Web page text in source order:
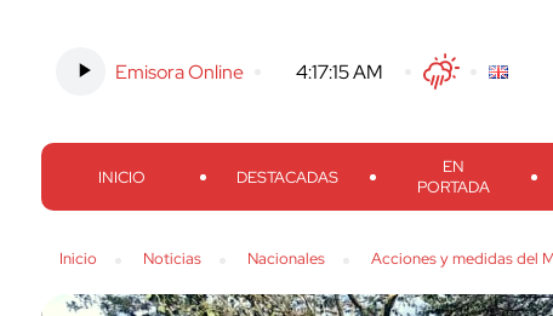
Emisora Online 4:17:16 AM TwitterFacebook
Threads
INICIO DESTACADAS
EN
PORTADA
Inicio Noticias Nacionales Acciones y medidas del